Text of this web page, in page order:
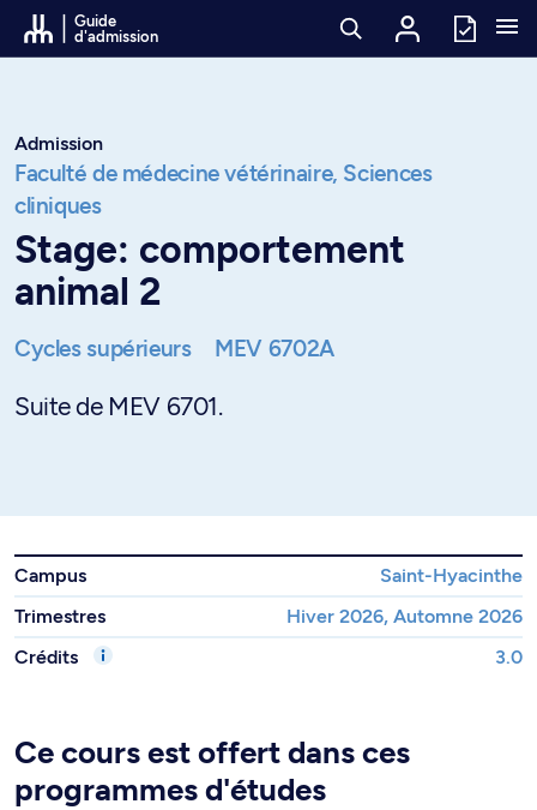
Passer au contenu
Guide
d'admission
Admission
Faculté de médecine vétérinaire, Sciences
cliniques
Stage: comportement
animal 2
Cycles supérieurs MEV 6702A
Suite de MEV 6701.
Campus
Saint-Hyacinthe
Trimestres
Hiver 2026, Automne 2026
Crédits
3.0
Ce cours est offert dans ces
programmes d'études